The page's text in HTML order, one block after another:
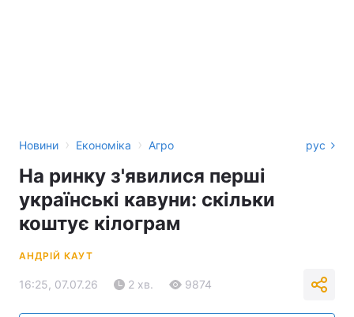
Новини › Економіка › Агро рус
На ринку з'явилися перші
українські кавуни: скільки
коштує кілограм
АНДРІЙ КАУТ
16:25, 07.07.26 2 хв. 9874